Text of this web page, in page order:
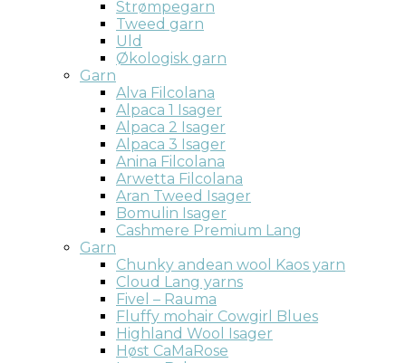
Strømpegarn
Tweed garn
Uld
Økologisk garn
Garn
Alva Filcolana
Alpaca 1 Isager
Alpaca 2 Isager
Alpaca 3 Isager
Anina Filcolana
Arwetta Filcolana
Aran Tweed Isager
Bomulin Isager
Cashmere Premium Lang
Garn
Chunky andean wool Kaos yarn
Cloud Lang yarns
Fivel – Rauma
Fluffy mohair Cowgirl Blues
Highland Wool Isager
Høst CaMaRose